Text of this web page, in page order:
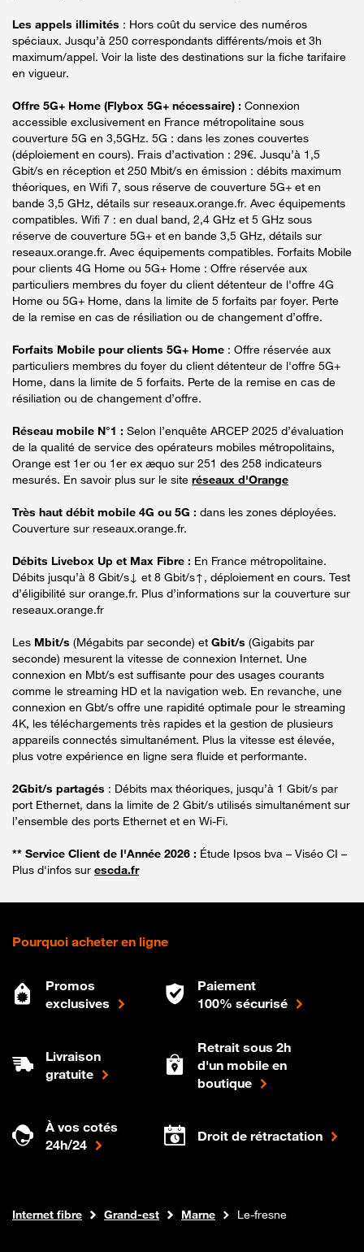
Les appels illimités : Hors coût du service des numéros
spéciaux. Jusqu’à 250 correspondants différents/mois et 3h
maximum/appel. Voir la liste des destinations sur la fiche tarifaire
en vigueur.
Offre 5G+ Home (Flybox 5G+ nécessaire) : Connexion
accessible exclusivement en France métropolitaine sous
couverture 5G en 3,5GHz. 5G : dans les zones couvertes
(déploiement en cours). Frais d’activation : 29€. Jusqu’à 1,5
Gbit/s en réception et 250 Mbit/s en émission : débits maximum
théoriques, en Wifi 7, sous réserve de couverture 5G+ et en
bande 3,5 GHz, détails sur reseaux.orange.fr. Avec équipements
compatibles. Wifi 7 : en dual band, 2,4 GHz et 5 GHz sous
réserve de couverture 5G+ et en bande 3,5 GHz, détails sur
reseaux.orange.fr. Avec équipements compatibles. Forfaits Mobile
pour clients 4G Home ou 5G+ Home : Offre réservée aux
particuliers membres du foyer du client détenteur de l'offre 4G
Home ou 5G+ Home, dans la limite de 5 forfaits par foyer. Perte
de la remise en cas de résiliation ou de changement d’offre.
Forfaits Mobile pour clients 5G+ Home : Offre réservée aux
particuliers membres du foyer du client détenteur de l'offre 5G+
Home, dans la limite de 5 forfaits. Perte de la remise en cas de
résiliation ou de changement d’offre.
Réseau mobile N°1 : Selon l’enquête ARCEP 2025 d’évaluation
de la qualité de service des opérateurs mobiles métropolitains,
Orange est 1er ou 1er ex æquo sur 251 des 258 indicateurs
mesurés. En savoir plus sur le site réseaux d'Orange
Très haut débit mobile 4G ou 5G : dans les zones déployées.
Couverture sur reseaux.orange.fr.
Débits Livebox Up et Max Fibre : En France métropolitaine.
Débits jusqu’à 8 Gbit/s↓ et 8 Gbit/s↑, déploiement en cours. Test
d’éligibilité sur orange.fr. Plus d’informations sur la couverture sur
reseaux.orange.fr
Les Mbit/s (Mégabits par seconde) et Gbit/s (Gigabits par
seconde) mesurent la vitesse de connexion Internet. Une
connexion en Mbt/s est suffisante pour des usages courants
comme le streaming HD et la navigation web. En revanche, une
connexion en Gbt/s offre une rapidité optimale pour le streaming
4K, les téléchargements très rapides et la gestion de plusieurs
appareils connectés simultanément. Plus la vitesse est élevée,
plus votre expérience en ligne sera fluide et performante.
2Gbit/s partagés : Débits max théoriques, jusqu’à 1 Gbit/s par
port Ethernet, dans la limite de 2 Gbit/s utilisés simultanément sur
l’ensemble des ports Ethernet et en Wi-Fi.
** Service Client de l'Année 2026 : Étude Ipsos bva – Viséo CI –
Plus d'infos sur escda.fr
Pourquoi acheter en ligne
Promos
exclusives
Paiement
100% sécurisé
Livraison
gratuite
Retrait sous 2h
d'un mobile en
boutique
À vos cotés
24h/24
Droit de rétractation
Boutique Orange
Internet fibre Grand-est Marne Le-fresne